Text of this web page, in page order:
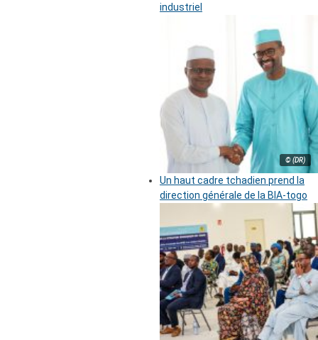
industriel
© (DR)
Un haut cadre tchadien prend la
direction générale de la BIA-togo